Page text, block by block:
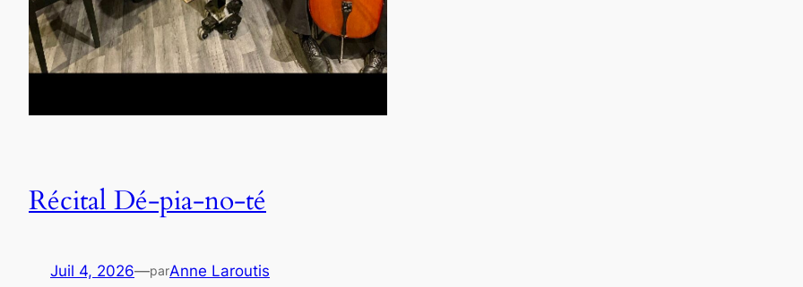
Récital Dé-pia-no-té
Juil 4, 2026—parAnne Laroutis